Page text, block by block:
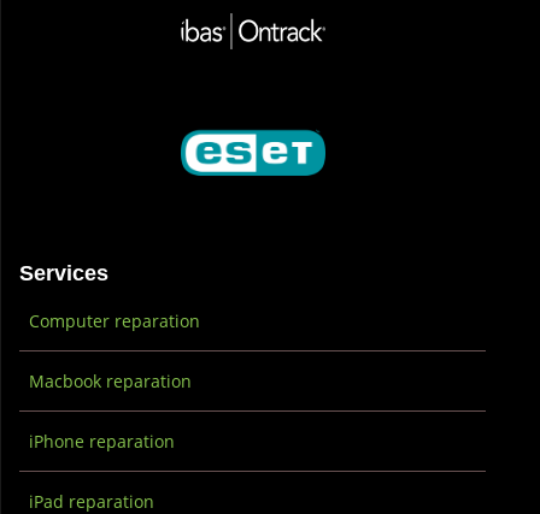
Services
Computer reparation
Macbook reparation
iPhone reparation
iPad reparation